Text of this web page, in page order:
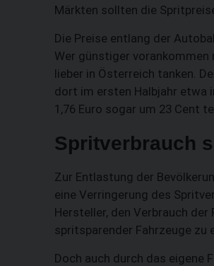
Märkten sollten die
Die Preise entlang der
Wer günstiger
lieber in Österreich tanken.
dort im ersten Halbjahr etwa
1,76 Euro sogar um 23 Cent
Spritverbrauch
Zur Entlastung der
eine Verringerung des
Hersteller, den Verbrauch
spritsparender Fahrzeuge zu
Doch auch durch das eigene